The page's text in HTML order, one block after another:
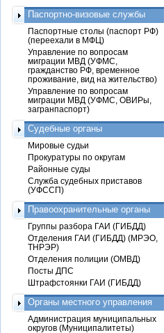
Паспортно-визовые службы
Паспортные столы (паспорт РФ)
(переехали в МФЦ)
Управление по вопросам
миграции МВД (УФМС,
гражданство РФ, временное
проживание, вид на жительство)
Управление по вопросам
миграции МВД (УФМС, ОВИРы,
загранпаспорт)
Судебные органы
Мировые судьи
Прокуратуры по округам
Районные суды
Служба судебных приставов
(УФССП)
Правоохранительные органы
Группы разбора ГАИ (ГИБДД)
Отделения ГАИ (ГИБДД) (МРЭО,
ТНРЭР)
Отделения полиции (ОМВД)
Посты ДПС
Штрафстоянки ГАИ (ГИБДД)
Органы местного управления
Администрация муниципальных
округов (Муниципалитеты)